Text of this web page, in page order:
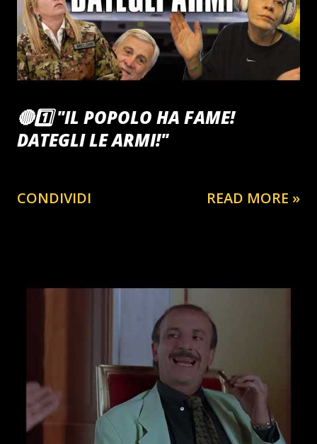
#tiktok #facebook #npt #fyp #mediterraneo #stampa
#repubblica #giornale #fatto #rai1 #rai2 #rai3 #skytg24
#tgcom #fuoridalcoro #rai2 ♬ suono originale - 🎩
CiaoRino‼️Club🦅 ...
🔴1️⃣ "IL POPOLO HA FAME!
DATEGLI LE ARMI!"
CONDIVIDI READ MORE »